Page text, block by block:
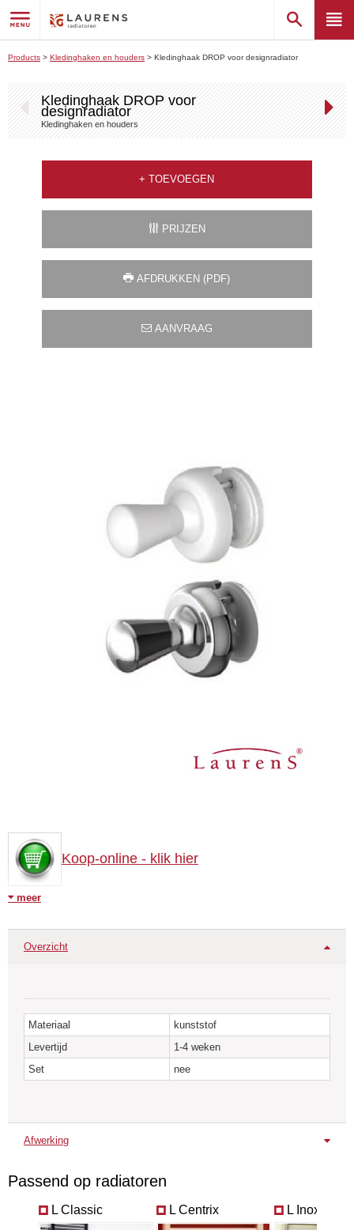
Products > Kledinghaken en houders > Kledinghaak DROP voor designradiator
Kledinghaak DROP voor
designradiator
Kledinghaken en houders
+ TOEVOEGEN
PRIJZEN
AFDRUKKEN (PDF)
AANVRAAG
Koop-online - klik hier
badkamerradiator worden ingeschroefd.
Ook achteraf na installatie van de radiator is montage van deze
meer
Overzicht
Materiaal
kunststof
Levertijd
1-4 weken
Set
nee
Afwerking
VPT-B
Passend op radiatoren
L Classic L Centrix L Inox